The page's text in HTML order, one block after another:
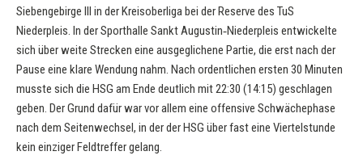
Siebengebirge III in der Kreisoberliga bei der Reserve des TuS
Niederpleis. In der Sporthalle Sankt Augustin‑Niederpleis entwickelte
sich über weite Strecken eine ausgeglichene Partie, die erst nach der
Pause eine klare Wendung nahm. Nach ordentlichen ersten 30 Minuten
musste sich die HSG am Ende deutlich mit 22:30 (14:15) geschlagen
geben. Der Grund dafür war vor allem eine offensive Schwächephase
nach dem Seitenwechsel, in der der HSG über fast eine Viertelstunde
kein einziger Feldtreffer gelang.